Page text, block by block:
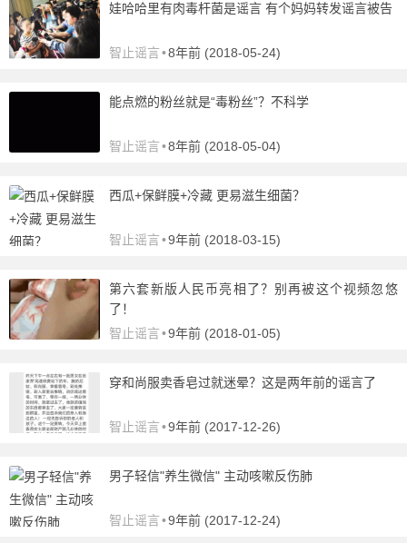
娃哈哈里有肉毒杆菌是谣言 有个妈妈转发谣言被告
智止谣言•8年前 (2018-05-24)
能点燃的粉丝就是“毒粉丝”？不科学
智止谣言•8年前 (2018-05-04)
西瓜+保鲜膜+冷藏 更易滋生细菌？
智止谣言•9年前 (2018-03-15)
第六套新版人民币亮相了？别再被这个视频忽悠
了！
智止谣言•9年前 (2018-01-05)
穿和尚服卖香皂过就迷晕？这是两年前的谣言了
智止谣言•9年前 (2017-12-26)
男子轻信"养生微信" 主动咳嗽反伤肺
智止谣言•9年前 (2017-12-24)